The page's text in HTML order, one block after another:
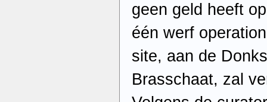
geen geld heeft
één werf
site, aan de
Brasschaat, zal